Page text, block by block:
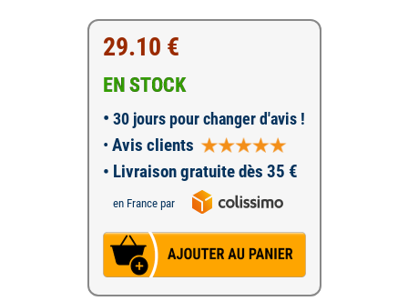
29.10 €
EN STOCK
• 30 jours pour changer d'avis !
• Avis clients
• Livraison gratuite dès 35 €
en France par